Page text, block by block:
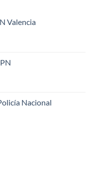
Valencia
Nacional